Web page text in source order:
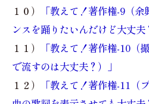
１０）
「教えて！著作権-9（
ンスを踊りたいんだけど大丈夫
１１）
「教えて！著作権-10（
で流すのは大丈夫？）」
１２）
「教えて！著作権-11（